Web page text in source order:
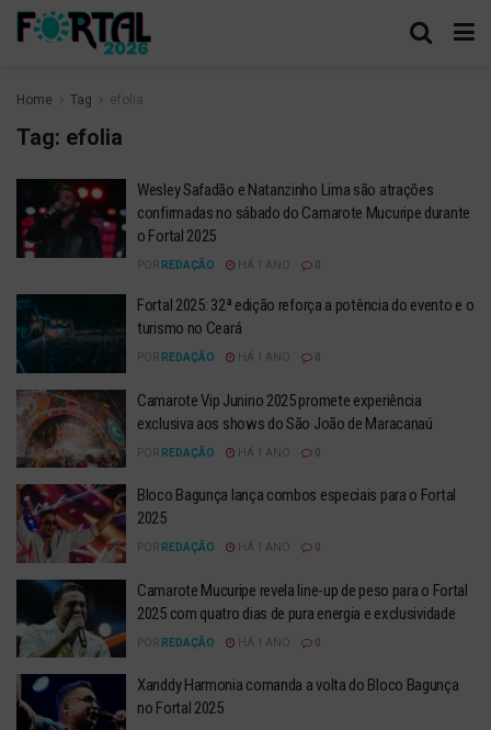
Home Tag efolia
Tag: efolia
Wesley Safadão e Natanzinho Lima são atrações
confirmadas no sábado do Camarote Mucuripe durante
o Fortal 2025
POR REDAÇÃO HÁ 1 ANO
Fortal 2025: 32ª edição reforça a potência do evento e o
turismo no Ceará
POR REDAÇÃO HÁ 1 ANO
Camarote Vip Junino 2025 promete experiência
exclusiva aos shows do São João de Maracanaú
POR REDAÇÃO HÁ 1 ANO
Bloco Bagunça lança combos especiais para o Fortal
2025
POR REDAÇÃO HÁ 1 ANO
Camarote Mucuripe revela line-up de peso para o Fortal
2025 com quatro dias de pura energia e exclusividade
POR REDAÇÃO HÁ 1 ANO
Xanddy Harmonia comanda a volta do Bloco Bagunça
no Fortal 2025